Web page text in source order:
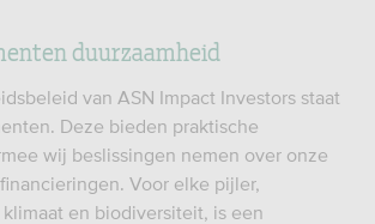
duurzaamheid
van ASN Impact Investors staat
Deze bieden praktische
wij beslissingen nemen over onze
Voor elke pijler,
en biodiversiteit, is een